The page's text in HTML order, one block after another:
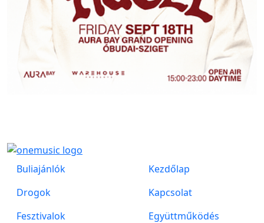
Buliajánlók
Drogok
Fesztivalok
Kezdőlap
Kapcsolat
Együttműködés